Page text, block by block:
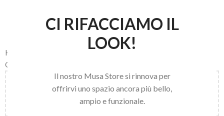
CI RIFACCIAMO IL
LOOK!
Il nostro Musa Store si rinnova per
offrirvi uno spazio ancora più bello,
ampio e funzionale.
Home
GEL EFFECT NAIL LACQUER
150,00€ al carrello e ottieni la spedizione